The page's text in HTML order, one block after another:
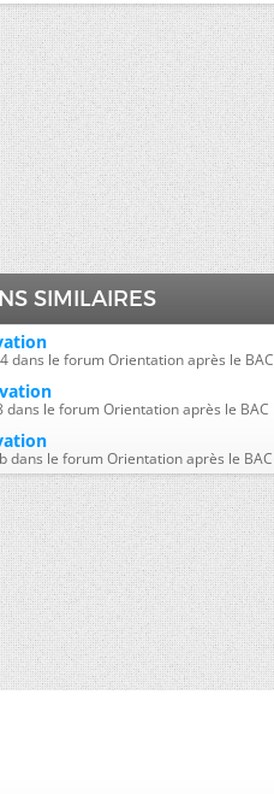
SIMILAIRES
dans le forum Orientation après le BAC
dans le forum Orientation après le BAC
dans le forum Orientation après le BAC